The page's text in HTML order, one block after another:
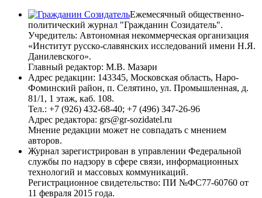
Ежемесячный общественно-
политический журнал "Гражданин Созидатель".
Учредитель: Автономная некоммерческая организация
«Институт русско-славянских исследований имени Н.Я.
Данилевского».
Главный редактор: М.В. Мазари
Адрес редакции: 143345, Московская область, Наро-
Фоминский район, п. Селятино, ул. Промышленная, д.
81/1, 1 этаж, каб. 108.
Тел.: +7 (926) 432-68-40; +7 (496) 347-26-96
Адрес редактора: grs@gr-sozidatel.ru
Мнение редакции может не совпадать с мнением
авторов.
Журнал зарегистрирован в управлении Федеральной
службы по надзору в сфере связи, информационных
технологий и массовых коммуникаций.
Регистрационное свидетельство: ПИ №ФС77-60760 от
11 февраля 2015 года.